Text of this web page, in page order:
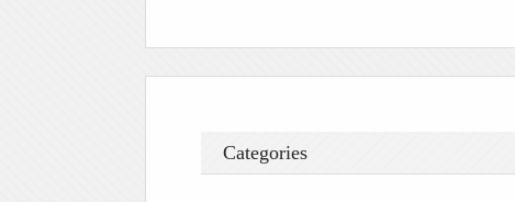
Categories